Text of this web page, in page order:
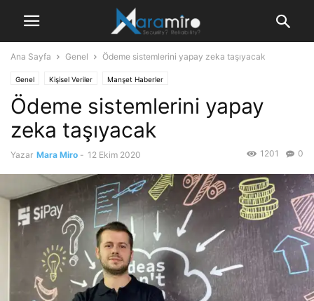
Ana Sayfa Genel Ödeme sistemlerini yapay zeka taşıyacak
Genel Kişisel Veriler Manşet Haberler
Ödeme sistemlerini yapay
zeka taşıyacak
Yazar Mara Miro - 12 Ekim 2020 0
1201